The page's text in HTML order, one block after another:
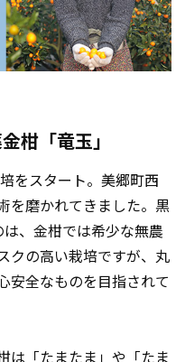
柑「竜玉」
をスタート。美郷町西
を磨かれてきました。黒
、金柑では希少な無農
クの高い栽培ですが、丸
安全なものを目指されて
は「たまたま」や「たま